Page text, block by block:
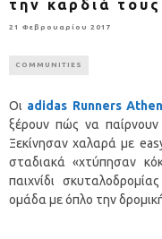
την καρδιά
21 Φεβρουαρίου 2017
COMMUNITIES
Οι adidas Runners
ξέρουν πώς να
Ξεκίνησαν χαλαρά με
σταδιακά «χτύπησαν
παιχνίδι
ομάδα με όπλο την